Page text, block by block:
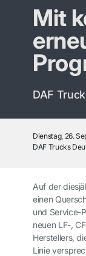
Mit
DAF
Dienstag, 26.
DAF Trucks
Auf der
einen
und Service-
neuen LF-,
Herstellers,
Linie